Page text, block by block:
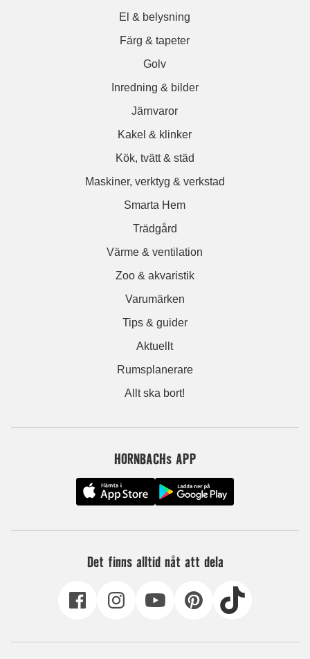
El & belysning
Färg & tapeter
Golv
Inredning & bilder
Järnvaror
Kakel & klinker
Kök, tvätt & städ
Maskiner, verktyg & verkstad
Smarta Hem
Trädgård
Värme & ventilation
Zoo & akvaristik
Varumärken
Tips & guider
Aktuellt
Rumsplanerare
Allt ska bort!
HORNBACHs APP
Det finns alltid nåt att dela